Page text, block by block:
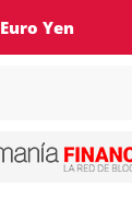
Yen